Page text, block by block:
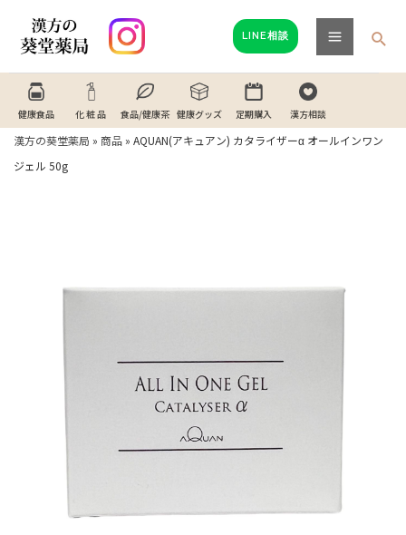
LINE相談
Main
Menu
検
健康食品 化 粧 品 食品/健康茶 健康グッズ 定期購入 漢方相談
漢方の葵堂薬局 » 商品 » AQUAN(アキュアン) カタライザーα オールインワン
ジェル 50g